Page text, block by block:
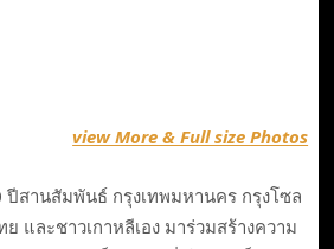
view More & Full size Photos
ปีสานสัมพันธ์ กรุงเทพมหานคร กรุงโซล
และชาวเกาหลีเอง มาร่วมสร้างความ